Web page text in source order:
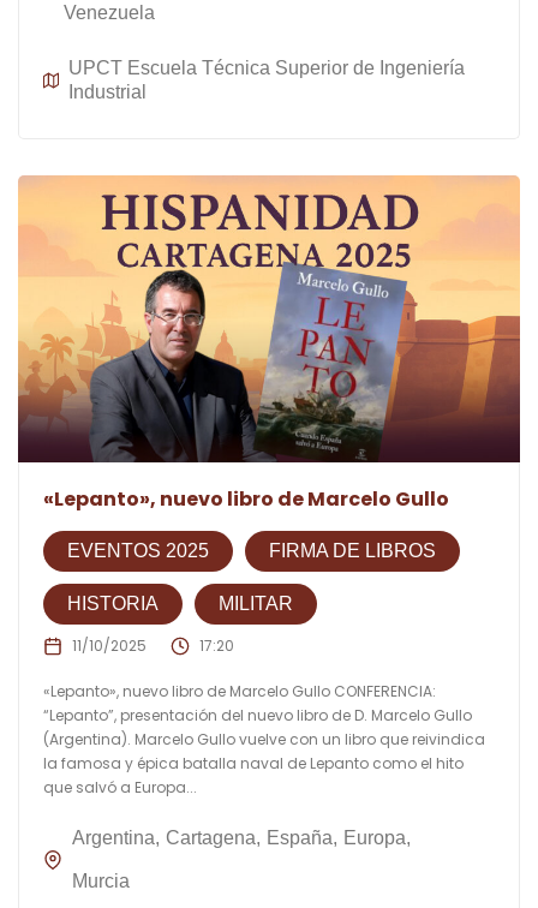
Venezuela
UPCT Escuela Técnica Superior de Ingeniería
Industrial
«Lepanto», nuevo libro de Marcelo Gullo
EVENTOS 2025 FIRMA DE LIBROS
HISTORIA MILITAR
11/10/2025 17:20
«Lepanto», nuevo libro de Marcelo Gullo CONFERENCIA:
“Lepanto”, presentación del nuevo libro de D. Marcelo Gullo
(Argentina). Marcelo Gullo vuelve con un libro que reivindica
la famosa y épica batalla naval de Lepanto como el hito
que salvó a Europa...
Argentina Cartagena España Europa
Murcia